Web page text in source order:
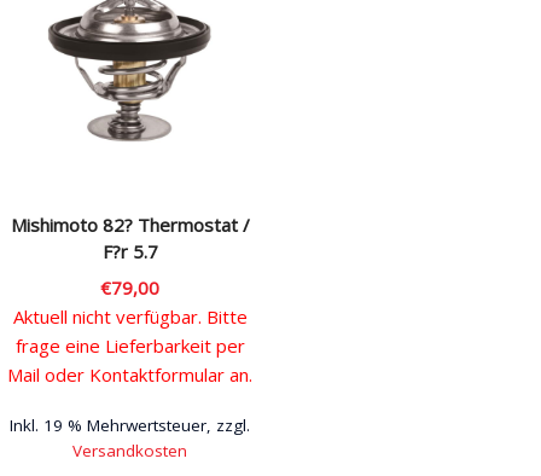
Blog
Rechtliches & Service
Mishimoto 82? Thermostat /
F?r 5.7
€79,00
Aktuell nicht verfügbar. Bitte
frage eine Lieferbarkeit per
Mail oder Kontaktformular an.
Inkl. 19 % Mehrwertsteuer, zzgl.
Versandkosten